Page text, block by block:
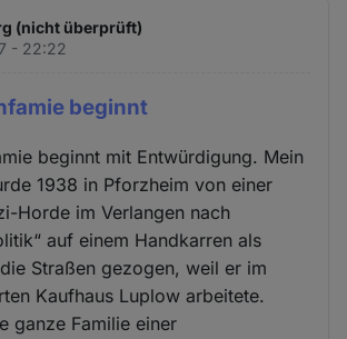
(nicht überprüft)
- 22:22
beginnt
beginnt mit Entwürdigung. Mein
1938 in Pforzheim von einer
Horde im Verlangen nach
auf einem Handkarren als
Straßen gezogen, weil er im
Kaufhaus Luplow arbeitete.
ganze Familie einer